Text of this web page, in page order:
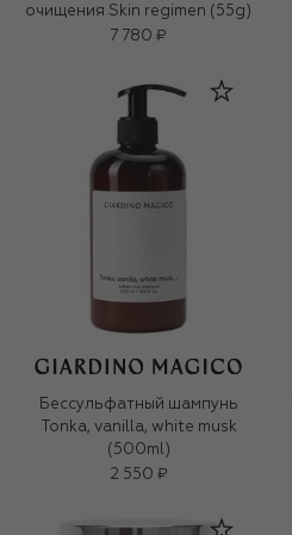
очищения Skin regimen (55g)
7 780 ₽
Бессульфатный шампунь
Tonka, vanilla, white musk
(500ml)
2 550 ₽